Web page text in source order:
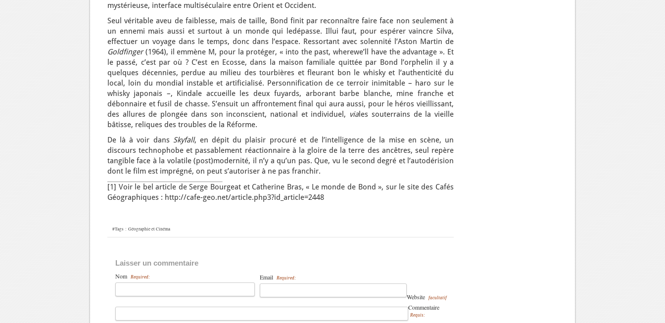
mystérieuse, interface multiséculaire entre Orient et Occident.
Seul véritable aveu de faiblesse, mais de taille, Bond finit par reconnaître faire face non seulement à
un ennemi mais aussi et surtout à un monde qui ledépasse. Illui faut, pour espérer vaincre Silva,
effectuer un voyage dans le temps, donc dans l’espace. Ressortant avec solennité l’Aston Martin de
Goldfinger(1964), il emmène M, pour la protéger, « into the past, wherewe’ll have the advantage ». Et
le passé, c’est par où ? C’est en Ecosse, dans la maison familiale quittée par Bond l’orphelin il y a
quelques décennies, perdue au milieu des tourbières et fleurant bon le whisky et l’authenticité du
local, loin du mondial instable et artificialisé. Personnification de ce terroir inimitable – haro sur le
whisky japonais –, Kindale accueille les deux fuyards, arborant barbe blanche, mine franche et
débonnaire et fusil de chasse. S’ensuit un affrontement final qui aura aussi, pour le héros vieillissant,
des allures de plongée dans son inconscient, national et individuel, viales souterrains de la vieille
bâtisse, reliques des troubles de la Réforme.
De là à voir dans Skyfall, en dépit du plaisir procuré et de l’intelligence de la mise en scène, un
discours technophobe et passablement réactionnaire à la gloire de la terre des ancêtres, seul repère
tangible face à la volatile (post)modernité, il n’y a qu’un pas. Que, vu le second degré et l’autodérision
dont le film est imprégné, on peut s’autoriser à ne pas franchir.
[1] Voir le bel article de Serge Bourgeat et Catherine Bras, « Le monde de Bond », sur le site des Cafés
Géographiques : http://cafe-geo.net/article.php3?id_article=2448
#Tags : Géographie et Cinéma
Laisser un commentaire
Nom Required: Email Required:
Website facultatif
Commentaire
Requis: